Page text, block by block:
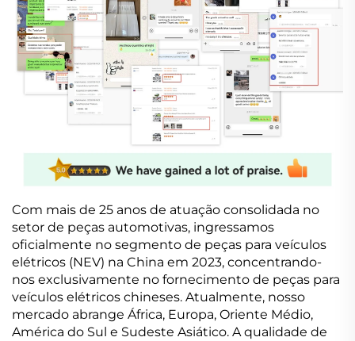
Com mais de 25 anos de atuação consolidada no
setor de peças automotivas, ingressamos
oficialmente no segmento de peças para veículos
elétricos (NEV) na China em 2023, concentrando-
nos exclusivamente no fornecimento de peças para
veículos elétricos chineses. Atualmente, nosso
mercado abrange África, Europa, Oriente Médio,
América do Sul e Sudeste Asiático. A qualidade de